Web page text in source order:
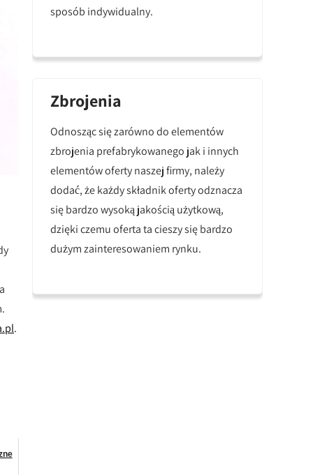
.
sposób indywidualny.
Zbrojenia
Odnosząc się zarówno do elementów
zbrojenia prefabrykowanego jak i innych
elementów oferty naszej firmy, należy
dodać, że każdy składnik oferty odznacza
się bardzo wysoką jakością użytkową,
dzięki czemu oferta ta cieszy się bardzo
dużym zainteresowaniem rynku.